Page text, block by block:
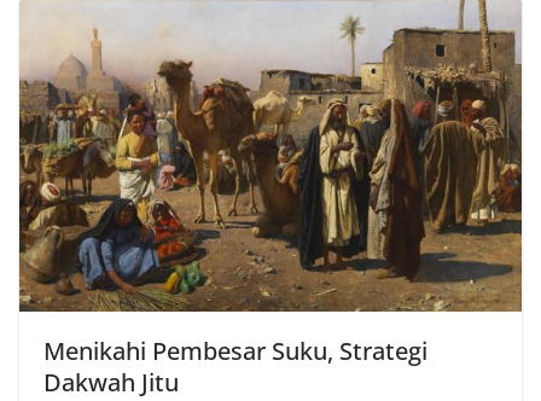
Menikahi Pembesar Suku, Strategi
Dakwah Jitu